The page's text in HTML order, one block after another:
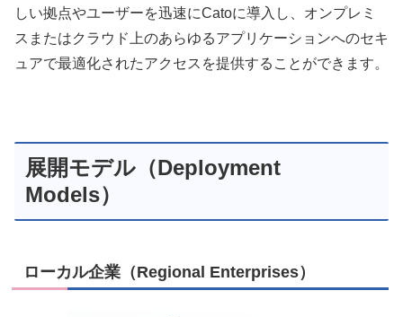
しい拠点やユーザーを迅速にCatoに導入し、オンプレミ
スまたはクラウド上のあらゆるアプリケーションへのセキ
ュアで最適化されたアクセスを提供することができます。
展開モデル（Deployment
Models）
ローカル企業（Regional Enterprises）